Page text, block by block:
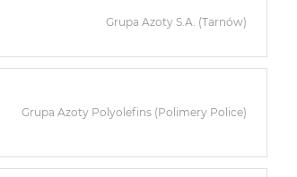
Grupa Azoty S.A. (Tarnów)
Grupa Azoty Polyolefins (Polimery Police)